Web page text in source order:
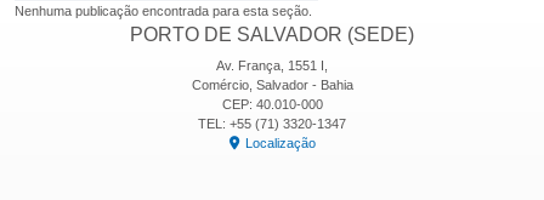
Nenhuma publicação encontrada para esta seção.
PORTO DE SALVADOR (SEDE)
Av. França, 1551 I,
Comércio, Salvador - Bahia
CEP: 40.010-000
TEL: +55 (71) 3320-1347
Localização